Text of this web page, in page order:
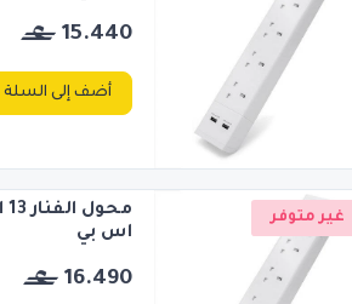
15.440
أضف إلى السلة
غير متوفر
اس بي
16.490